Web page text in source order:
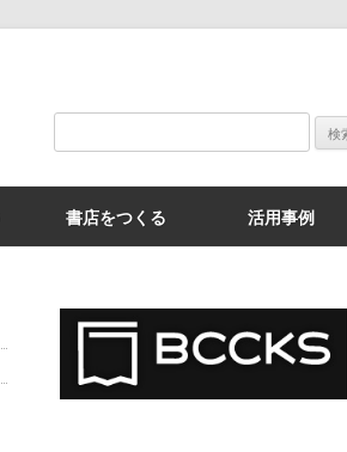
検
書店をつくる 活用事例